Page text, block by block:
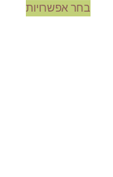
בחר אפשרויות